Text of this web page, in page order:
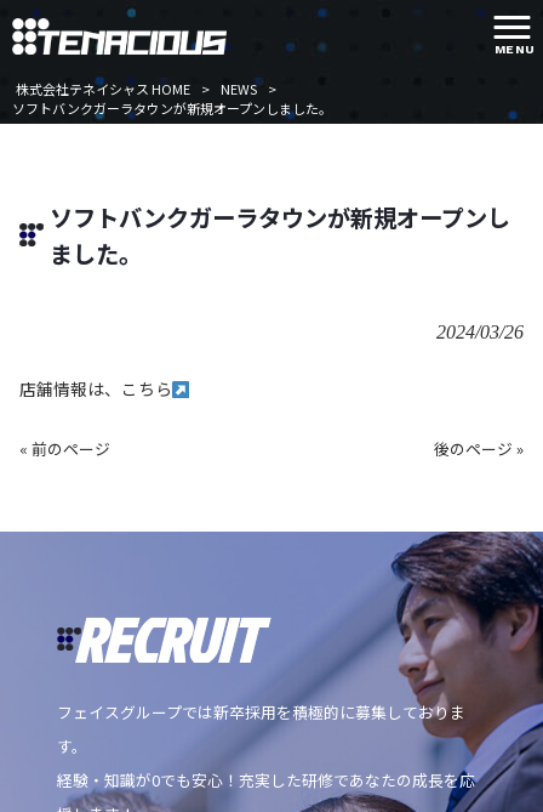
MENU
株式会社テネイシャス HOME > NEWS
>
ソフトバンクガーラタウンが新規オープンしました。
ソフトバンクガーラタウンが新規オープンし
ました。
2024/03/26
店舗情報は、こちら
« 前のページ 後のページ »
RECRUIT
フェイスグループでは新卒採用を積極的に募集しておりま
す。
経験・知識が0でも安心！充実した研修であなたの成長を応